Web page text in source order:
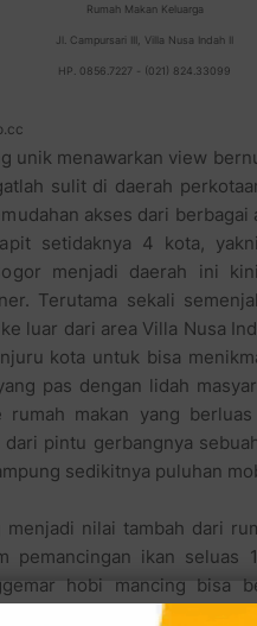
Rumah Makan Keluarga
Jl. Campursari III, Villa Nusa Indah II
HP. 0856.7227 - (021) 824.33099
unik menawarkan view
sulit di daerah
akses dari berbagai
setidaknya 4 kota,
menjadi daerah ini
Terutama sekali
luar dari area Villa Nusa
kota untuk bisa
pas dengan lidah
makan yang
pintu gerbangnya
sedikitnya puluhan
menjadi nilai tambah dari
pemancingan ikan
hobi mancing bisa
olahan masakan ikan air